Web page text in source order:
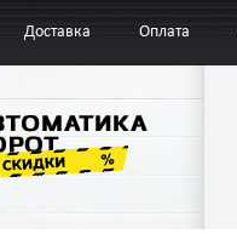
Доставка Оплата